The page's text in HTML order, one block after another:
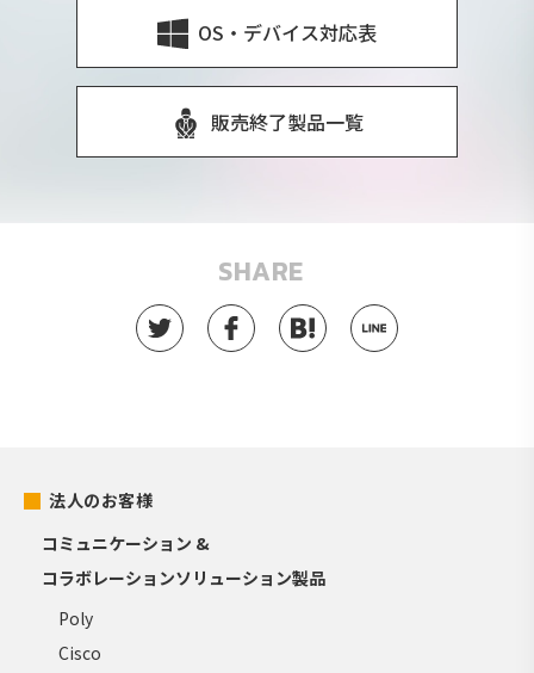
OS・デバイス対応表
販売終了製品一覧
SHARE
法人のお客様
コミュニケーション &
コラボレーションソリューション製品
Poly
Cisco